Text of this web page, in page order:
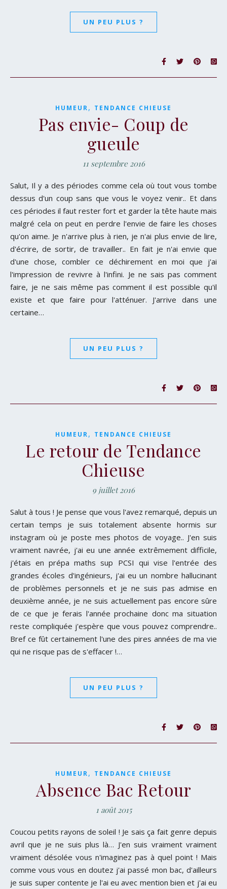
UN PEU PLUS ?
HUMEUR, TENDANCE CHIEUSE
Pas envie- Coup de
gueule
11 septembre 2016
Salut, Il y a des périodes comme cela où tout vous tombe
dessus d'un coup sans que vous le voyez venir.. Et dans
ces périodes il faut rester fort et garder la tête haute mais
malgré cela on peut en perdre l'envie de faire les choses
qu'on aime. Je n'arrive plus à rien, je n'ai plus envie de lire,
d'écrire, de sortir, de travailler.. En fait je n'ai envie que
d'une chose, combler ce déchirement en moi que j'ai
l'impression de revivre à l'infini. Je ne sais pas comment
faire, je ne sais même pas comment il est possible qu'il
existe et que faire pour l'atténuer. J'arrive dans une
certaine…
UN PEU PLUS ?
HUMEUR, TENDANCE CHIEUSE
Le retour de Tendance
Chieuse
9 juillet 2016
Salut à tous ! Je pense que vous l'avez remarqué, depuis un
certain temps je suis totalement absente hormis sur
instagram où je poste mes photos de voyage.. J'en suis
vraiment navrée, j'ai eu une année extrêmement difficile,
j'étais en prépa maths sup PCSI qui vise l'entrée des
grandes écoles d'ingénieurs, j'ai eu un nombre hallucinant
de problèmes personnels et je ne suis pas admise en
deuxième année, je ne suis actuellement pas encore sûre
de ce que je ferais l'année prochaine donc ma situation
reste compliquée j'espère que vous pouvez comprendre..
Bref ce fût certainement l'une des pires années de ma vie
qui ne risque pas de s'effacer !…
UN PEU PLUS ?
HUMEUR, TENDANCE CHIEUSE
Absence Bac Retour
1 août 2015
Coucou petits rayons de soleil ! Je sais ça fait genre depuis
avril que je ne suis plus là… J'en suis vraiment vraiment
vraiment désolée vous n'imaginez pas à quel point ! Mais
comme vous vous en doutez j'ai passé mon bac, d'ailleurs
je suis super contente je l'ai eu avec mention bien et j'ai eu